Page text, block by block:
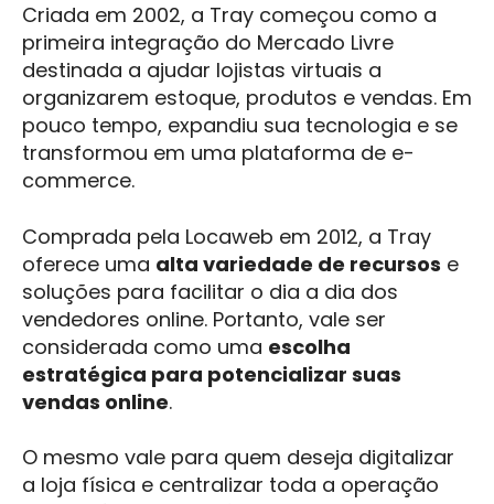
Criada em 2002, a Tray começou como a
primeira integração do Mercado Livre
destinada a ajudar lojistas virtuais a
organizarem estoque, produtos e vendas. Em
pouco tempo, expandiu sua tecnologia e se
transformou em uma plataforma de e-
commerce.
Comprada pela Locaweb em 2012, a Tray
oferece uma alta variedade de recursos e
soluções para facilitar o dia a dia dos
vendedores online. Portanto, vale ser
considerada como uma escolha
estratégica para potencializar suas
vendas online.
O mesmo vale para quem deseja digitalizar
a loja física e centralizar toda a operação